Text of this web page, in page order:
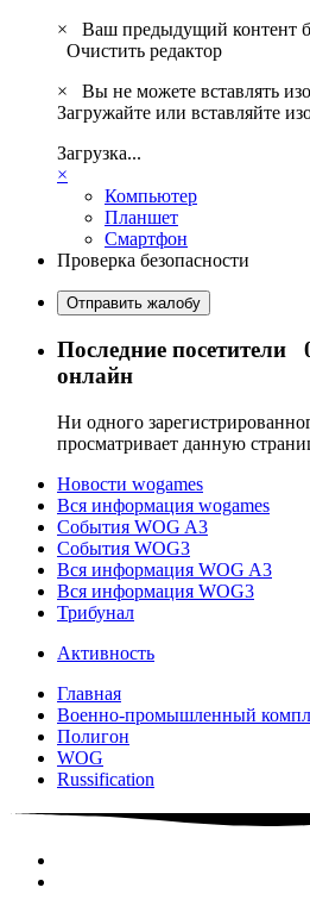
×
Ваш предыдущий контент
Очистить редактор
×
Вы не можете вставлять
Загружайте или вставляйте
Загрузка...
×
Компьютер
Планшет
Смартфон
Проверка безопасности
Отправить жалобу
Последние посетители
онлайн
Ни одного
просматривает данную
Новости wogames
Вся информация wogames
События WOG A3
События WOG3
Вся информация WOG A3
Вся информация WOG3
Трибунал
Активность
Главная
Военно-промышленный
Полигон
WOG
Russification